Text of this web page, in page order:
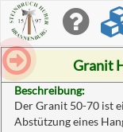
Granit
Beschreibung:
Der Granit 50-70 ist
Abstützung eines